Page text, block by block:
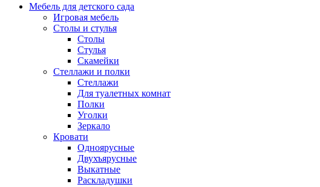
Мебель для детского сада
Игровая мебель
Столы и стулья
Столы
Стулья
Скамейки
Стеллажи и полки
Стеллажи
Для туалетных комнат
Полки
Уголки
Зеркало
Кровати
Одноярусные
Двухъярусные
Выкатные
Раскладушки